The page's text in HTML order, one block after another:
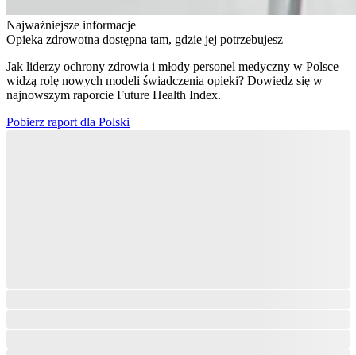
Najważniejsze informacje
Opieka zdrowotna dostępna tam, gdzie jej potrzebujesz
Jak liderzy ochrony zdrowia i młody personel medyczny w Polsce
widzą rolę nowych modeli świadczenia opieki? Dowiedz się w
najnowszym raporcie Future Health Index.
Pobierz raport dla Polski​